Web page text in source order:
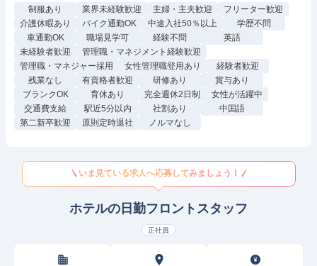
制服あり 業界未経験歓迎 主婦・主夫歓迎
フリーター歓迎
介護休暇あり
バイク通勤OK 中途入社50％以上
学歴不問
車通勤OK
職場見学可 経験不問
英語
未経験者歓迎
管理職・マネジメント経験歓迎
管理職・マネジャー採用
女性管理職登用あり
経験者歓迎
残業なし
有資格者歓迎 研修あり
賞与あり
ブランクOK
育休あり 完全週休2日制
女性が活躍中
交通費支給
駅近5分以内 社割あり
中国語
第二新卒歓迎
原則定時退社 ノルマなし
いま見ている求人へ応募してみましょう！
ホテルの日勤フロントスタッフ
正社員